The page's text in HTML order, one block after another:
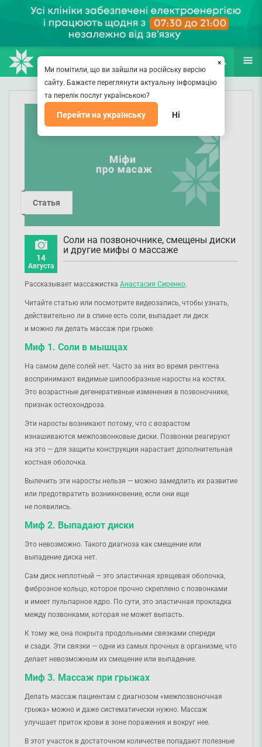
(067) 127-03-03
ПОИСК ЕЩЁ
Статья
14
Августа
Соли на позвоночнике, смещены диски
и другие мифы о массаже
Рассказывает массажистка Анастасия Сиренко.
Читайте статью или посмотрите видеозапись, чтобы узнать,
действительно ли в спине есть соли, выпадает ли диск
и можно ли делать массаж при грыже.
Миф 1. Соли в мышцах
На самом деле солей нет. Часто за них во время рентгена
воспринимают видимые шипообразные наросты на костях.
Это возрастные дегенеративные изменения в позвоночнике,
признак остеохондроза.
Эти наросты возникают потому, что с возрастом
изнашиваются межпозвонковые диски. Позвонки реагируют
на это — для защиты конструкции нарастает дополнительная
костная оболочка.
Вылечить эти наросты нельзя — можно замедлить их развитие
или предотвратить возникновение, если они еще
не появились.
Миф 2. Выпадают диски
Это невозможно. Такого диагноза как смещение или
выпадение диска нет.
Сам диск неплотный — это эластичная хрящевая оболочка,
фиброзное кольцо, которое прочно скреплено с позвонками
и имеет пульпарное ядро. По сути, это эластичная прокладка
между позвонками, которая не может выпасть.
К тому же, она покрыта продольными связками спереди
и сзади. Эти связки — одни из самых прочных в организме, что
делает невозможным их смещение или выпадение.
Миф 3. Массаж при грыжах
Делать массаж пациентам с диагнозом «межпозвоночная
грыжа» можно и даже систематически нужно. Массаж
улучшает приток крови в зоне поражения и вокруг нее.
В этот участок в достаточном количестве попадают полезные
×
Ми помітили, що ви зайшли на російську версію
сайту. Бажаєте переглянути актуальну інформацію
та перелік послуг українською?
Перейти на українську Ні